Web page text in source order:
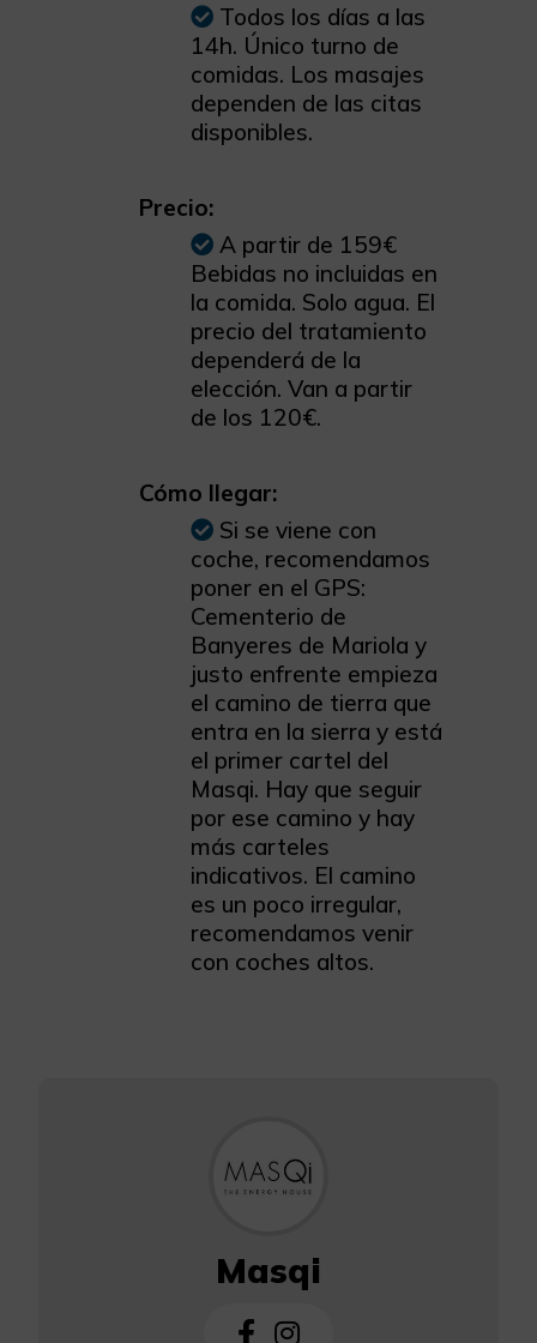
Todos los días a las
14h. Único turno de
comidas. Los masajes
dependen de las citas
disponibles.
Precio:
A partir de 159€
Bebidas no incluidas en
la comida. Solo agua. El
precio del tratamiento
dependerá de la
elección. Van a partir
de los 120€.
Cómo llegar:
Si se viene con
coche, recomendamos
poner en el GPS:
Cementerio de
Banyeres de Mariola y
justo enfrente empieza
el camino de tierra que
entra en la sierra y está
el primer cartel del
Masqi. Hay que seguir
por ese camino y hay
más carteles
indicativos. El camino
es un poco irregular,
recomendamos venir
con coches altos.
Masqi